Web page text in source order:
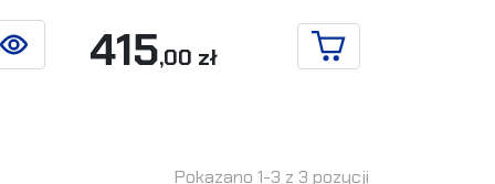
ZOBACZ SZCZEGÓŁY
415,00 zł
DO KOSZYKA
Pokazano 1-3 z 3 pozycji